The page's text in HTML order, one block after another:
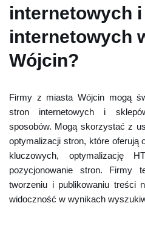
internetowych
internetowych
Wójcin?
Firmy z miasta Wójcin mogą
stron internetowych i
sposobów. Mogą skorzystać z
optymalizacji stron, które oferują
kluczowych, optymalizację
pozycjonowanie stron. Firmy
tworzeniu i publikowaniu treści
widoczność w wynikach